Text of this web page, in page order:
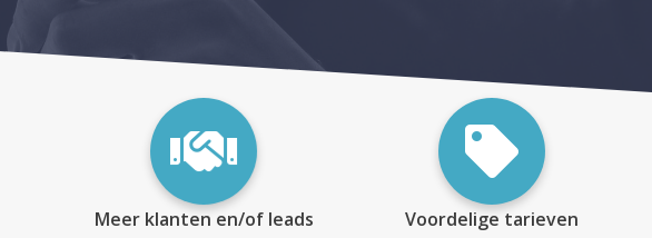
Meer klanten en/of leads Voordelige tarieven